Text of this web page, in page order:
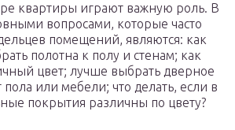
квартиры играют важную роль. В
вопросами, которые часто
помещений, являются: как
полотна к полу и стенам; как
цвет; лучше выбрать дверное
пола или мебели; что делать, если в
покрытия различны по цвету?